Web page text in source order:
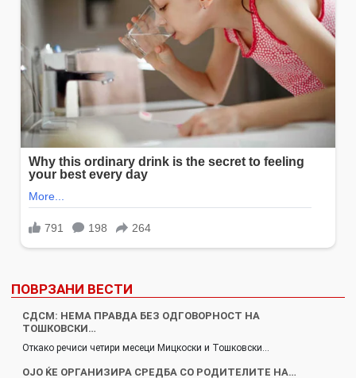
ПОВРЗАНИ ВЕСТИ
СДСМ: НЕМА ПРАВДА БЕЗ ОДГОВОРНОСТ НА
ТОШКОВСКИ…
Откако речиси четири месеци Мицкоски и Тошковски…
ОЈО ЌЕ ОРГАНИЗИРА СРЕДБА СО РОДИТЕЛИТЕ НА…